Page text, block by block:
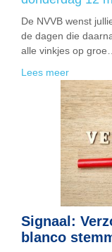
De NVVB wenst
de dagen die
alle vinkjes op groe…
Lees meer
Signaal:
blanco